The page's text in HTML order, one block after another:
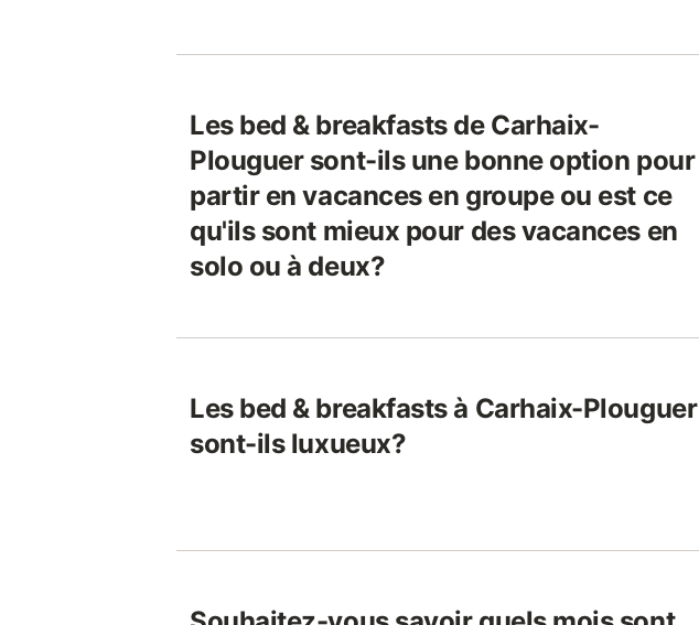
Les bed & breakfasts de Carhaix-
Plouguer sont-ils une bonne option pour
partir en vacances en groupe ou est ce
qu'ils sont mieux pour des vacances en
solo ou à deux?
Les bed & breakfasts à Carhaix-Plouguer
sont-ils luxueux?